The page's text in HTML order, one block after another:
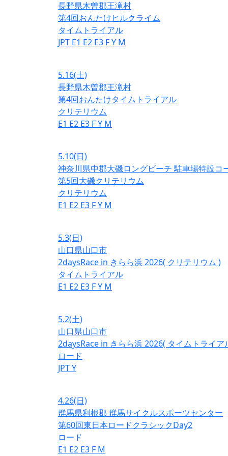
長野県木曽郡王滝村
第4回おんたけヒルクライム
タイムトライアル
JPT E1 E2 E3 FY M
5.16(土)
長野県木曽郡王滝村
第4回おんたけタイムトライアル
クリテリウム
E1 E2 E3 FY M
5.10(日)
神奈川県中郡大磯ロングビーチ 駐車場特設コ
第5回大磯クリテリウム
クリテリウム
E1 E2 E3 FY M
5.3(日)
山口県山口市
2daysRace in きらら浜 2026( クリテリウム )
タイムトライアル
E1 E2 E3 FY M
5.2(土)
山口県山口市
2daysRace in きらら浜 2026( タイムトライア
ロード
JPTY
4.26(日)
群馬県利根郡 群馬サイクルスポーツセンター
第60回東日本ロードクラシックDay2
ロード
E1 E2 E3 F M